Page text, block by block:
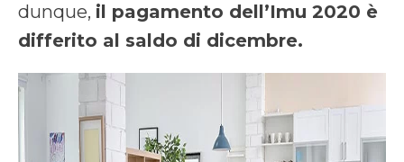
dunque, il pagamento dell’Imu 2020 è
differito al saldo di dicembre.